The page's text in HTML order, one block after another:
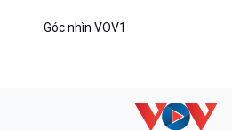
Góc nhìn VOV1